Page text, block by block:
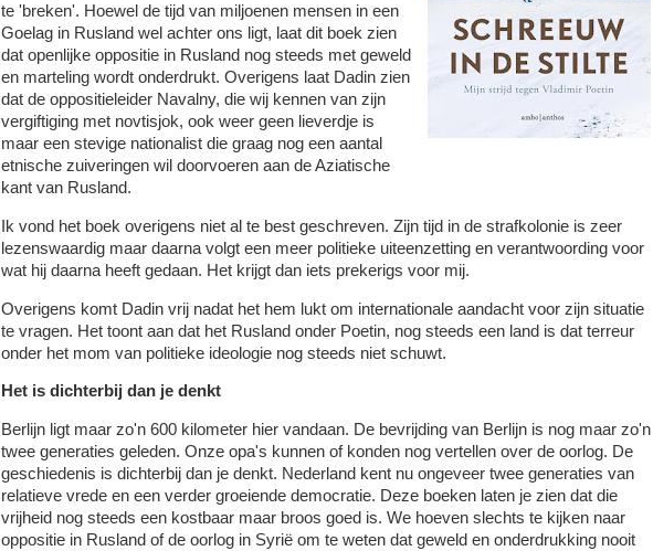
te 'breken'. Hoewel de tijd van miljoenen mensen in een
Goelag in Rusland wel achter ons ligt, laat dit boek zien
dat openlijke oppositie in Rusland nog steeds met geweld
en marteling wordt onderdrukt. Overigens laat Dadin zien
dat de oppositieleider Navalny, die wij kennen van zijn
vergiftiging met novtisjok, ook weer geen lieverdje is
maar een stevige nationalist die graag nog een aantal
etnische zuiveringen wil doorvoeren aan de Aziatische
kant van Rusland.
Ik vond het boek overigens niet al te best geschreven. Zijn tijd in de strafkolonie is zeer
lezenswaardig maar daarna volgt een meer politieke uiteenzetting en verantwoording voor
wat hij daarna heeft gedaan. Het krijgt dan iets prekerigs voor mij.
Overigens komt Dadin vrij nadat het hem lukt om internationale aandacht voor zijn situatie
te vragen. Het toont aan dat het Rusland onder Poetin, nog steeds een land is dat terreur
onder het mom van politieke ideologie nog steeds niet schuwt.
Het is dichterbij dan je denkt
Berlijn ligt maar zo'n 600 kilometer hier vandaan. De bevrijding van Berlijn is nog maar zo'n
twee generaties geleden. Onze opa's kunnen of konden nog vertellen over de oorlog. De
geschiedenis is dichterbij dan je denkt. Nederland kent nu ongeveer twee generaties van
relatieve vrede en een verder groeiende democratie. Deze boeken laten je zien dat die
vrijheid nog steeds een kostbaar maar broos goed is. We hoeven slechts te kijken naar
oppositie in Rusland of de oorlog in Syrië om te weten dat geweld en onderdrukking nooit